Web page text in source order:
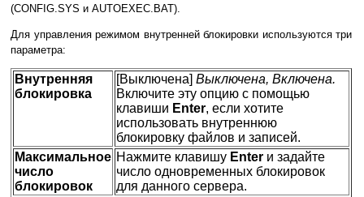
(CONFIG.SYS и AUTOEXEC.BAT).
Для управления режимом внутренней блокировки используются три
параметра:
Внутренняя
блокировка
[Выключена] Выключена, Включена.
Включите эту опцию с помощью
клавиши Enter, если хотите
использовать внутреннюю
блокировку файлов и записей.
Максимальное
число
блокировок
Нажмите клавишу Enter и задайте
число одновременных блокировок
для данного сервера.